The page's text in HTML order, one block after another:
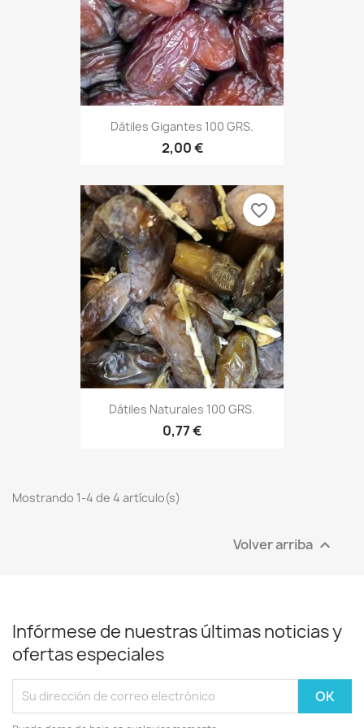
Dátiles Gigantes 100 GRS.
2,00 €
Dátiles Naturales 100 GRS.
0,77 €
favorite_border
Mostrando 1-4 de 4 artículo(s)
Volver arriba 
Infórmese de nuestras últimas noticias y
ofertas especiales